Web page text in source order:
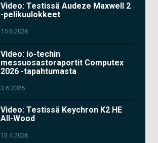
Video: Testissä Audeze Maxwell 2
-pelikuulokkeet
15.6.2026
Video: io-techin
messuosastoraportit Computex
2026 -tapahtumasta
3.6.2026
Video: Testissä Keychron K2 HE
All-Wood
13.4.2026